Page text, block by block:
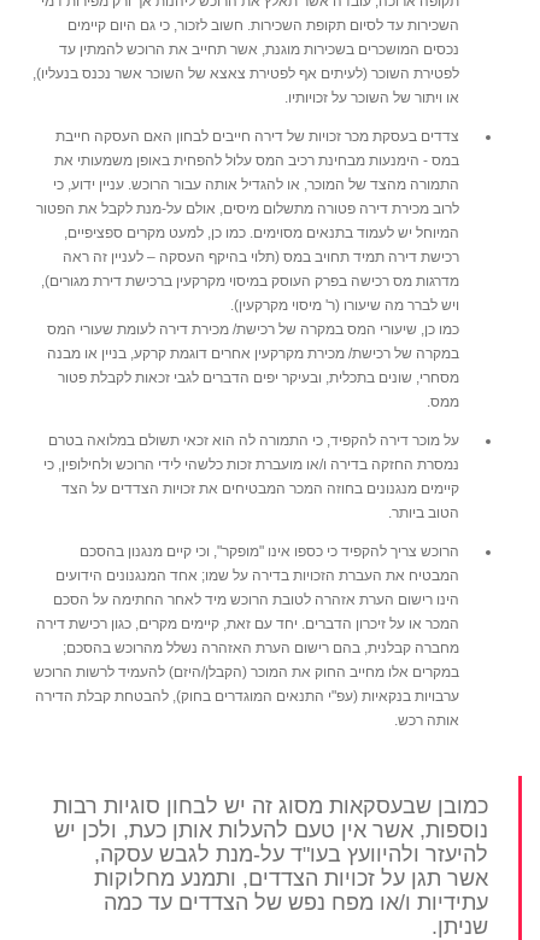
השכירות עד לסיום תקופת השכירות. חשוב לזכור, כי גם היום קיימים
נכסים המושכרים בשכירות מוגנת, אשר תחייב את הרוכש להמתין עד
לפטירת השוכר (לעיתים אף לפטירת צאצא של השוכר אשר נכנס בנעליו),
או ויתור של השוכר על זכויותיו.
צדדים בעסקת מכר זכויות של דירה חייבים לבחון האם העסקה חייבת
במס - הימנעות מבחינת רכיב המס עלול להפחית באופן משמעותי את
התמורה מהצד של המוכר, או להגדיל אותה עבור הרוכש. עניין ידוע, כי
לרוב מכירת דירה פטורה מתשלום מיסים, אולם על-מנת לקבל את הפטור
המיוחל יש לעמוד בתנאים מסוימים. כמו כן, למעט מקרים ספציפיים,
רכישת דירה תמיד תחויב במס (תלוי בהיקף העסקה – לעניין זה ראה
מדרגות מס רכישה בפרק העוסק במיסוי מקרקעין ברכישת דירת מגורים),
ויש לברר מה שיעורו (ר' מיסוי מקרקעין).
כמו כן, שיעורי המס במקרה של רכישת/ מכירת דירה לעומת שעורי המס
במקרה של רכישת/ מכירת מקרקעין אחרים דוגמת קרקע, בניין או מבנה
מסחרי, שונים בתכלית, ובעיקר יפים הדברים לגבי זכאות לקבלת פטור
ממס.
על מוכר דירה להקפיד, כי התמורה לה הוא זכאי תשולם במלואה בטרם
נמסרת החזקה בדירה ו/או מועברת זכות כלשהי לידי הרוכש ולחילופין, כי
קיימים מנגנונים בחוזה המכר המבטיחים את זכויות הצדדים על הצד
הטוב ביותר.
הרוכש צריך להקפיד כי כספו אינו "מופקר", וכי קיים מנגנון בהסכם
המבטיח את העברת הזכויות בדירה על שמו; אחד המנגנונים הידועים
הינו רישום הערת אזהרה לטובת הרוכש מיד לאחר החתימה על הסכם
המכר או על זיכרון הדברים. יחד עם זאת, קיימים מקרים, כגון רכישת דירה
מחברה קבלנית, בהם רישום הערת האזהרה נשלל מהרוכש בהסכם;
במקרים אלו מחייב החוק את המוכר (הקבלן/היזם) להעמיד לרשות הרוכש
ערבויות בנקאיות (עפ"י התנאים המוגדרים בחוק), להבטחת קבלת הדירה
אותה רכש.
כמובן שבעסקאות מסוג זה יש לבחון סוגיות רבות
נוספות, אשר אין טעם להעלות אותן כעת, ולכן יש
להיעזר ולהיוועץ בעו"ד על-מנת לגבש עסקה,
אשר תגן על זכויות הצדדים, ותמנע מחלוקות
עתידיות ו/או מפח נפש של הצדדים עד כמה
שניתן.